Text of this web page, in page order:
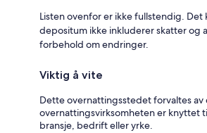
Listen ovenfor er ikke fullstendig.
depositum ikke inkluderer skatter og
forbehold om endringer.
Viktig å vite
Dette overnattingsstedet forvaltes
overnattingsvirksomheten er knyttet
bransje, bedrift eller yrke.